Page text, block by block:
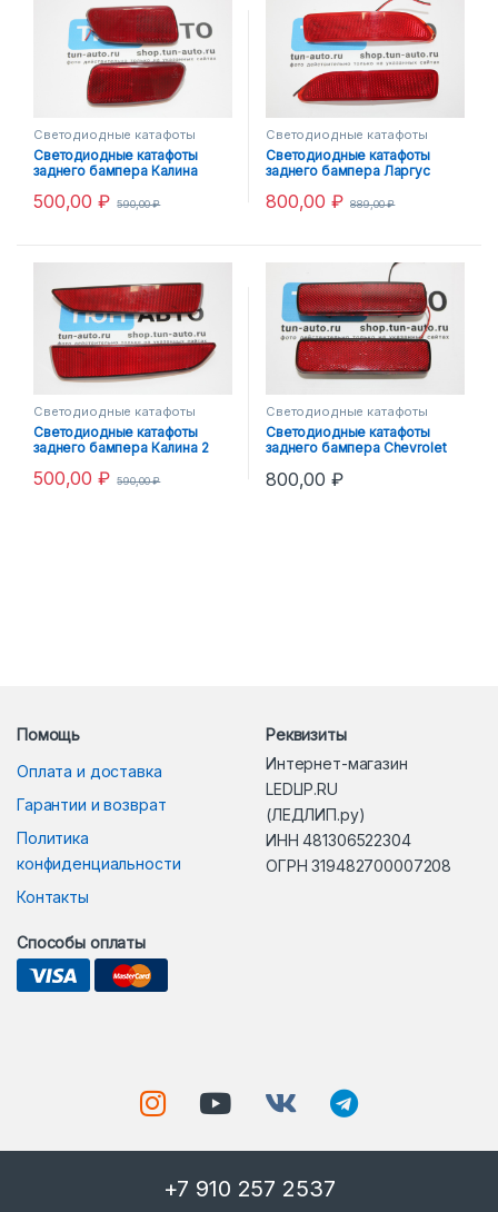
Светодиодные катафоты
Светодиодные катафоты
заднего бампера Калина
500,00₽ 590,00₽
Светодиодные катафоты
Светодиодные катафоты
заднего бампера Ларгус
800,00₽ 889,00₽
Светодиодные катафоты
Светодиодные катафоты
заднего бампера Калина 2
500,00₽ 590,00₽
Светодиодные катафоты
Светодиодные катафоты
заднего бампера Chevrolet
800,00₽
Помощь
Оплата и доставка
Гарантии и возврат
Политика
конфиденциальности
Контакты
Реквизиты
Интернет-магазин
LEDLIP.RU
(ЛЕДЛИП.ру)
ИНН 481306522304
ОГРН 319482700007208
Способы оплаты
+7 910 257 2537